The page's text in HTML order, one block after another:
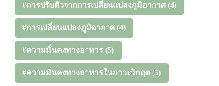
#การปรับตัวจากการเปลี่ยนแปลงภูมิอากาศ(4)
#การเปลี่ยนแปลงภูมิอากาศ(4)
#ความมั่นคงทางอาหาร (5)
#ความมั่นคงทางอาหารในภาวะวิกฤต (5)